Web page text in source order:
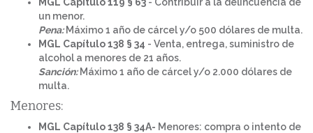
un menor.
Pena:Máximo 1 año de cárcel y/o 500 dólares de multa.
MGL Capítulo 138 § 34 - Venta, entrega, suministro de
alcohol a menores de 21 años.
Sanción:Máximo 1 año de cárcel y/o 2.000 dólares de
multa.
Menores:
MGL Capítulo 138 § 34A- Menores: compra o intento de